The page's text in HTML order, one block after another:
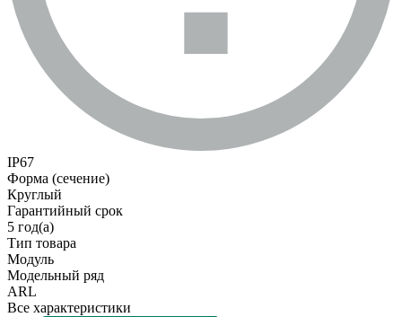
IP67
Форма (сечение)
Круглый
Гарантийный срок
5 год(а)
Тип товара
Модуль
Модельный ряд
ARL
Все характеристики